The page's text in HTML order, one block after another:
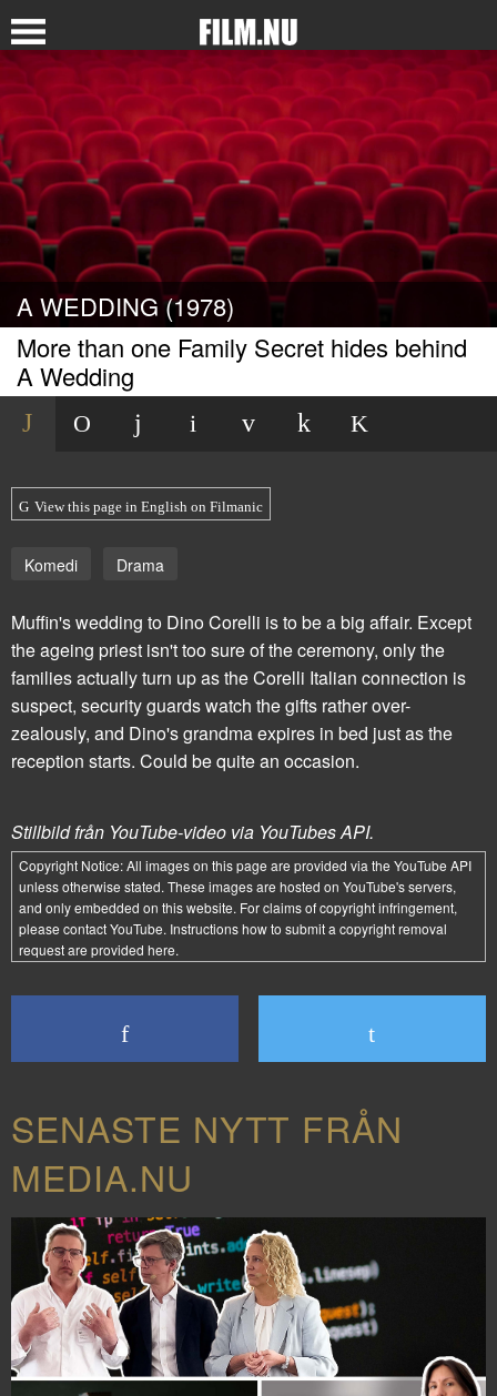
A WEDDING (1978)
More than one Family Secret hides behind
A Wedding
View this page in English on Filmanic
Komedi Drama
Muffin's wedding to Dino Corelli is to be a big affair. Except
the ageing priest isn't too sure of the ceremony, only the
families actually turn up as the Corelli Italian connection is
suspect, security guards watch the gifts rather over-
zealously, and Dino's grandma expires in bed just as the
reception starts. Could be quite an occasion.
Stillbild från YouTube-video via YouTubes API.
Copyright Notice:All images on this page are provided via the YouTube API
unless otherwise stated. These images are hosted on YouTube's servers,
and only embedded on this website. For claims of copyright infringement,
please contact YouTube. Instructions how to submit a copyright removal
request are provided here.
SENASTE NYTT FRÅN
MEDIA.NU